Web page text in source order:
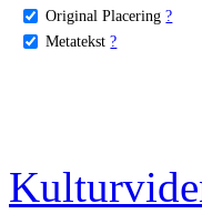
Original Placering ?
Metatekst ?